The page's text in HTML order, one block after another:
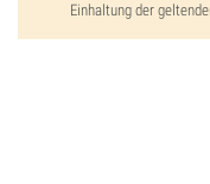
Einhaltung der